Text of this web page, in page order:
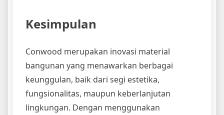
Kesimpulan
Conwood merupakan inovasi material
bangunan yang menawarkan berbagai
keunggulan, baik dari segi estetika,
fungsionalitas, maupun keberlanjutan
lingkungan. Dengan menggunakan